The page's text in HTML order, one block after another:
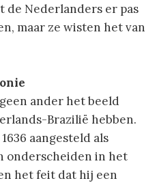
de Nederlanders er pas
maar ze wisten het van
ander het beeld
Brazilië hebben.
aangesteld als
onderscheiden in het
het feit dat hij een